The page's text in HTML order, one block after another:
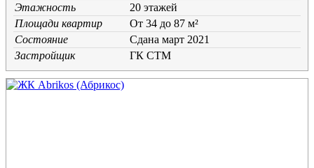
Этажность
20 этажей
Площади квартир
От 34 до 87 м²
Состояние
Cдана март 2021
Застройщик
ГК СТМ